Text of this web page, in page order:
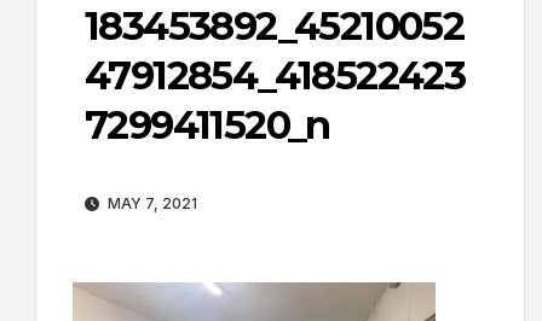
183453892_45210052
47912854_418522423
7299411520_n
MAY 7, 2021